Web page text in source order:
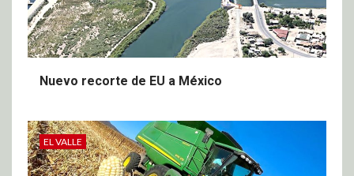
Nuevo recorte de EU a México
EL VALLE